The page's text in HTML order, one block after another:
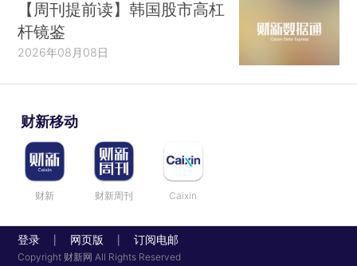
【周刊提前读】韩国股市高杠
杆镜鉴
2026年08月08日
财新移动
财新 财新周刊 Caixin
登录 网页版 订阅电邮
Copyright 财新网 All Rights Reserved